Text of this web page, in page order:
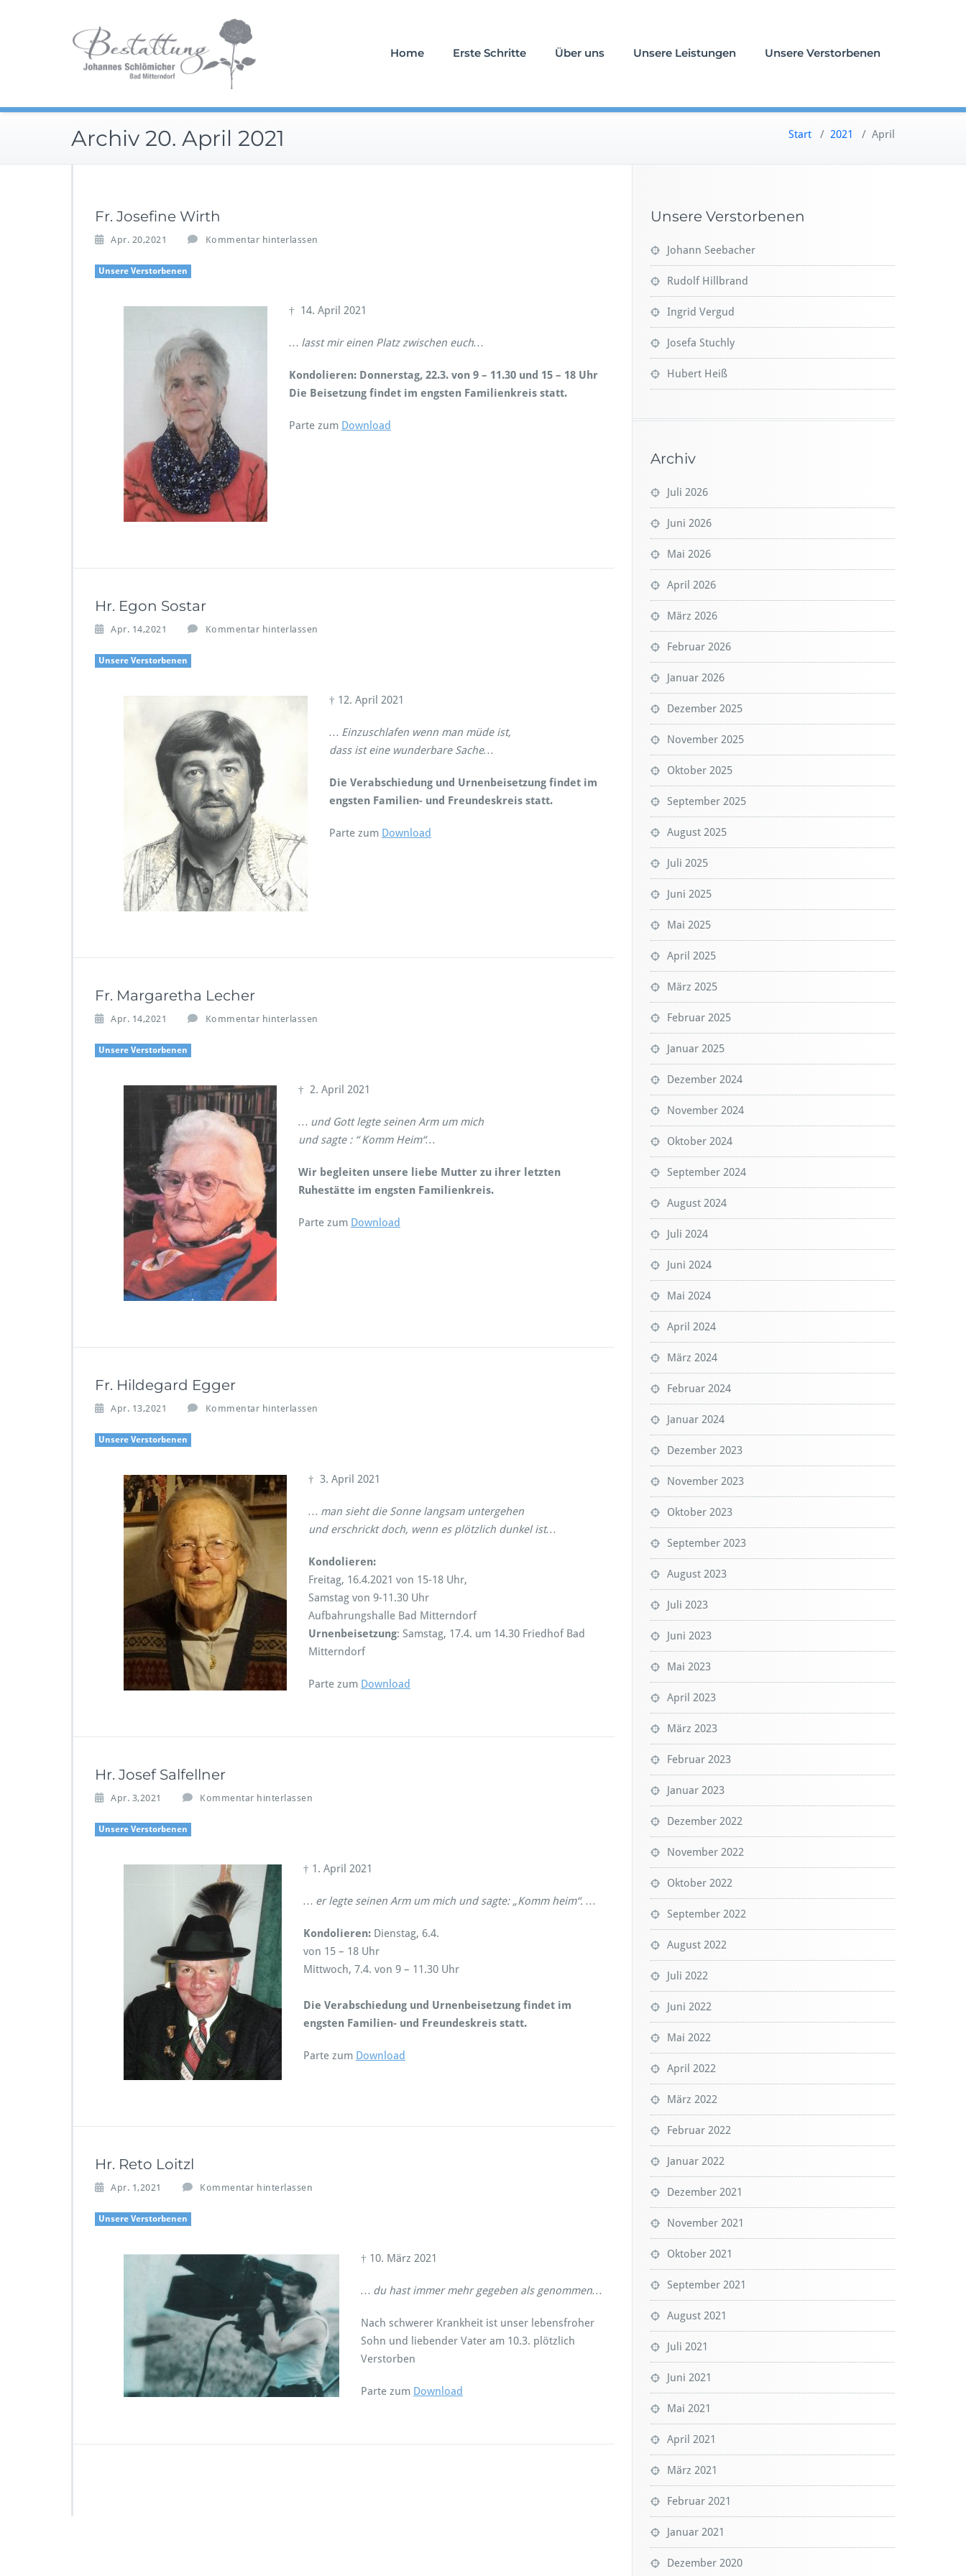
Home Erste Schritte Über uns Unsere Leistungen Unsere Verstorbenen
Archiv 20. April 2021 Start / 2021 / April
Fr. Josefine Wirth
Apr. 20,2021 Kommentar hinterlassen
Unsere Verstorbenen
† 14. April 2021
… lasst mir einen Platz zwischen euch…
Kondolieren: Donnerstag, 22.3. von 9 – 11.30 und 15 – 18 Uhr
Die Beisetzung findet im engsten Familienkreis statt.
Parte zum Download
Hr. Egon Sostar
Apr. 14,2021 Kommentar hinterlassen
Unsere Verstorbenen
† 12. April 2021
… Einzuschlafen wenn man müde ist,
dass ist eine wunderbare Sache…
Die Verabschiedung und Urnenbeisetzung findet im
engsten Familien- und Freundeskreis statt.
Parte zum Download
Fr. Margaretha Lecher
Apr. 14,2021 Kommentar hinterlassen
Unsere Verstorbenen
† 2. April 2021
… und Gott legte seinen Arm um mich
und sagte : “ Komm Heim“…
Wir begleiten unsere liebe Mutter zu ihrer letzten
Ruhestätte im engsten Familienkreis.
Parte zum Download
Fr. Hildegard Egger
Apr. 13,2021 Kommentar hinterlassen
Unsere Verstorbenen
† 3. April 2021
… man sieht die Sonne langsam untergehen
und erschrickt doch, wenn es plötzlich dunkel ist…
Kondolieren:
Freitag, 16.4.2021 von 15-18 Uhr,
Samstag von 9-11.30 Uhr
Aufbahrungshalle Bad Mitterndorf
Urnenbeisetzung: Samstag, 17.4. um 14.30 Friedhof Bad
Mitterndorf
Parte zum Download
Hr. Josef Salfellner
Apr. 3,2021 Kommentar hinterlassen
Unsere Verstorbenen
† 1. April 2021
… er legte seinen Arm um mich und sagte: „Komm heim“. …
Kondolieren: Dienstag, 6.4.
von 15 – 18 Uhr
Mittwoch, 7.4. von 9 – 11.30 Uhr
Die Verabschiedung und Urnenbeisetzung findet im
engsten Familien- und Freundeskreis statt.
Parte zum Download
Hr. Reto Loitzl
Apr. 1,2021 Kommentar hinterlassen
Unsere Verstorbenen
† 10. März 2021
… du hast immer mehr gegeben als genommen…
Nach schwerer Krankheit ist unser lebensfroher
Sohn und liebender Vater am 10.3. plötzlich
Verstorben
Parte zum Download
Unsere Verstorbenen
Johann Seebacher
Rudolf Hillbrand
Ingrid Vergud
Josefa Stuchly
Hubert Heiß
Archiv
Juli 2026
Juni 2026
Mai 2026
April 2026
März 2026
Februar 2026
Januar 2026
Dezember 2025
November 2025
Oktober 2025
September 2025
August 2025
Juli 2025
Juni 2025
Mai 2025
April 2025
März 2025
Februar 2025
Januar 2025
Dezember 2024
November 2024
Oktober 2024
September 2024
August 2024
Juli 2024
Juni 2024
Mai 2024
April 2024
März 2024
Februar 2024
Januar 2024
Dezember 2023
November 2023
Oktober 2023
September 2023
August 2023
Juli 2023
Juni 2023
Mai 2023
April 2023
März 2023
Februar 2023
Januar 2023
Dezember 2022
November 2022
Oktober 2022
September 2022
August 2022
Juli 2022
Juni 2022
Mai 2022
April 2022
März 2022
Februar 2022
Januar 2022
Dezember 2021
November 2021
Oktober 2021
September 2021
August 2021
Juli 2021
Juni 2021
Mai 2021
April 2021
März 2021
Februar 2021
Januar 2021
Dezember 2020